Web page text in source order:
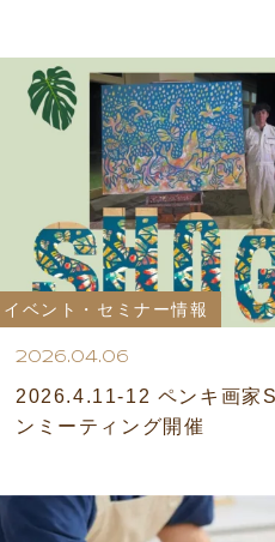
イベント・セミナー情報
2026.04.06
2026.4.11-12 ペンキ画家
ンミーティング開催